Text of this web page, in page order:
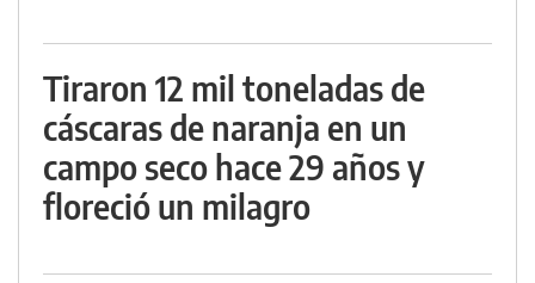
Tiraron 12 mil toneladas de
cáscaras de naranja en un
campo seco hace 29 años y
floreció un milagro